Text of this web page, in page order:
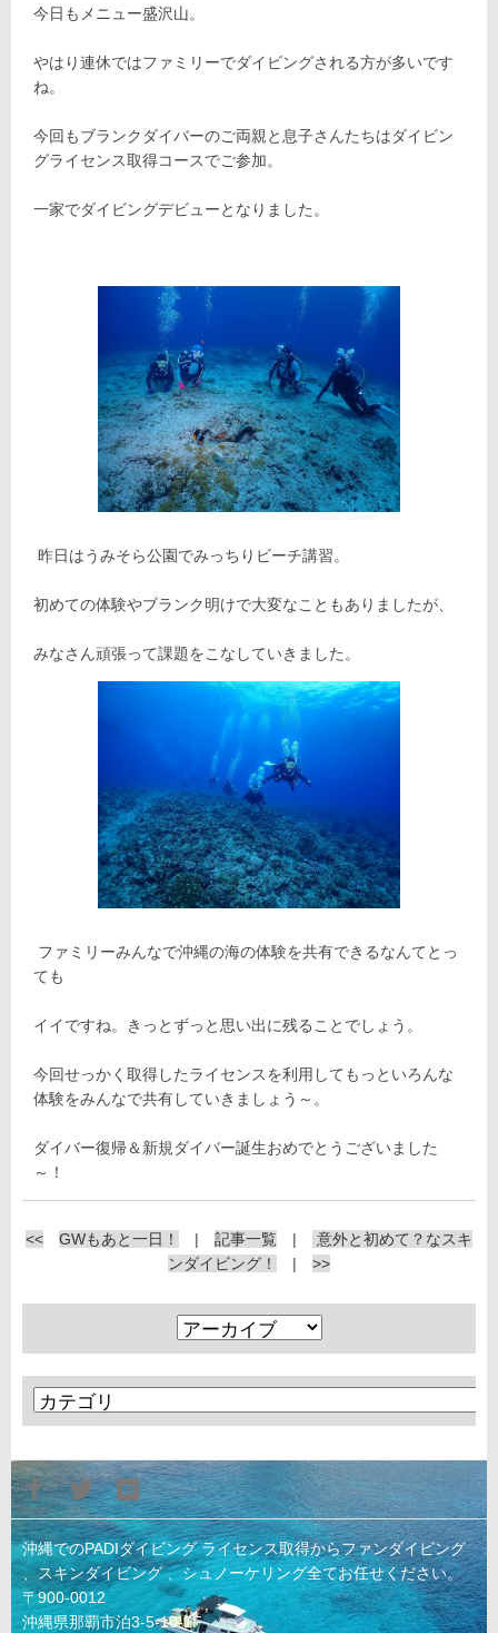
今日もメニュー盛沢山。
やはり連休ではファミリーでダイビングされる方が多いです
ね。
今回もブランクダイバーのご両親と息子さんたちはダイビン
グライセンス取得コースでご参加。
一家でダイビングデビューとなりました。
昨日はうみそら公園でみっちりビーチ講習。
初めての体験やブランク明けで大変なこともありましたが、
みなさん頑張って課題をこなしていきました。
ファミリーみんなで沖縄の海の体験を共有できるなんてとっ
ても
イイですね。きっとずっと思い出に残ることでしょう。
今回せっかく取得したライセンスを利用してもっといろんな
体験をみんなで共有していきましょう～。
ダイバー復帰＆新規ダイバー誕生おめでとうございました
～！
<< GWもあと一日！ | 記事一覧 |
意外と初めて？なスキ
ンダイビング！
| >>
沖縄でのPADIダイビング ライセンス取得からファンダイビング
、スキンダイビング 、シュノーケリング全てお任せください。
〒900-0012
沖縄県那覇市泊3-5-10-1F